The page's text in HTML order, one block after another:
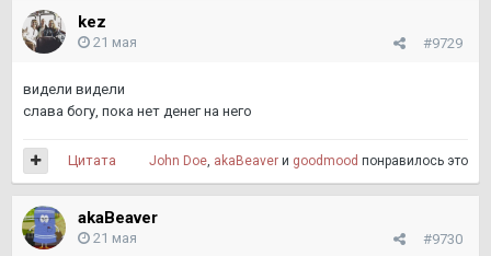
kez
#9729
21 мая
видели видели
слава богу, пока нет денег на него
John Doe, akaBeaver и goodmood понравилось это
Цитата
akaBeaver
#9730
21 мая